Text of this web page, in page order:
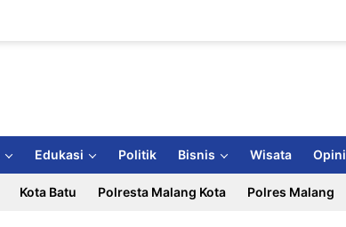
Edukasi Politik Bisnis Wisata Opini
Kota Batu Polresta Malang Kota Polres Malang